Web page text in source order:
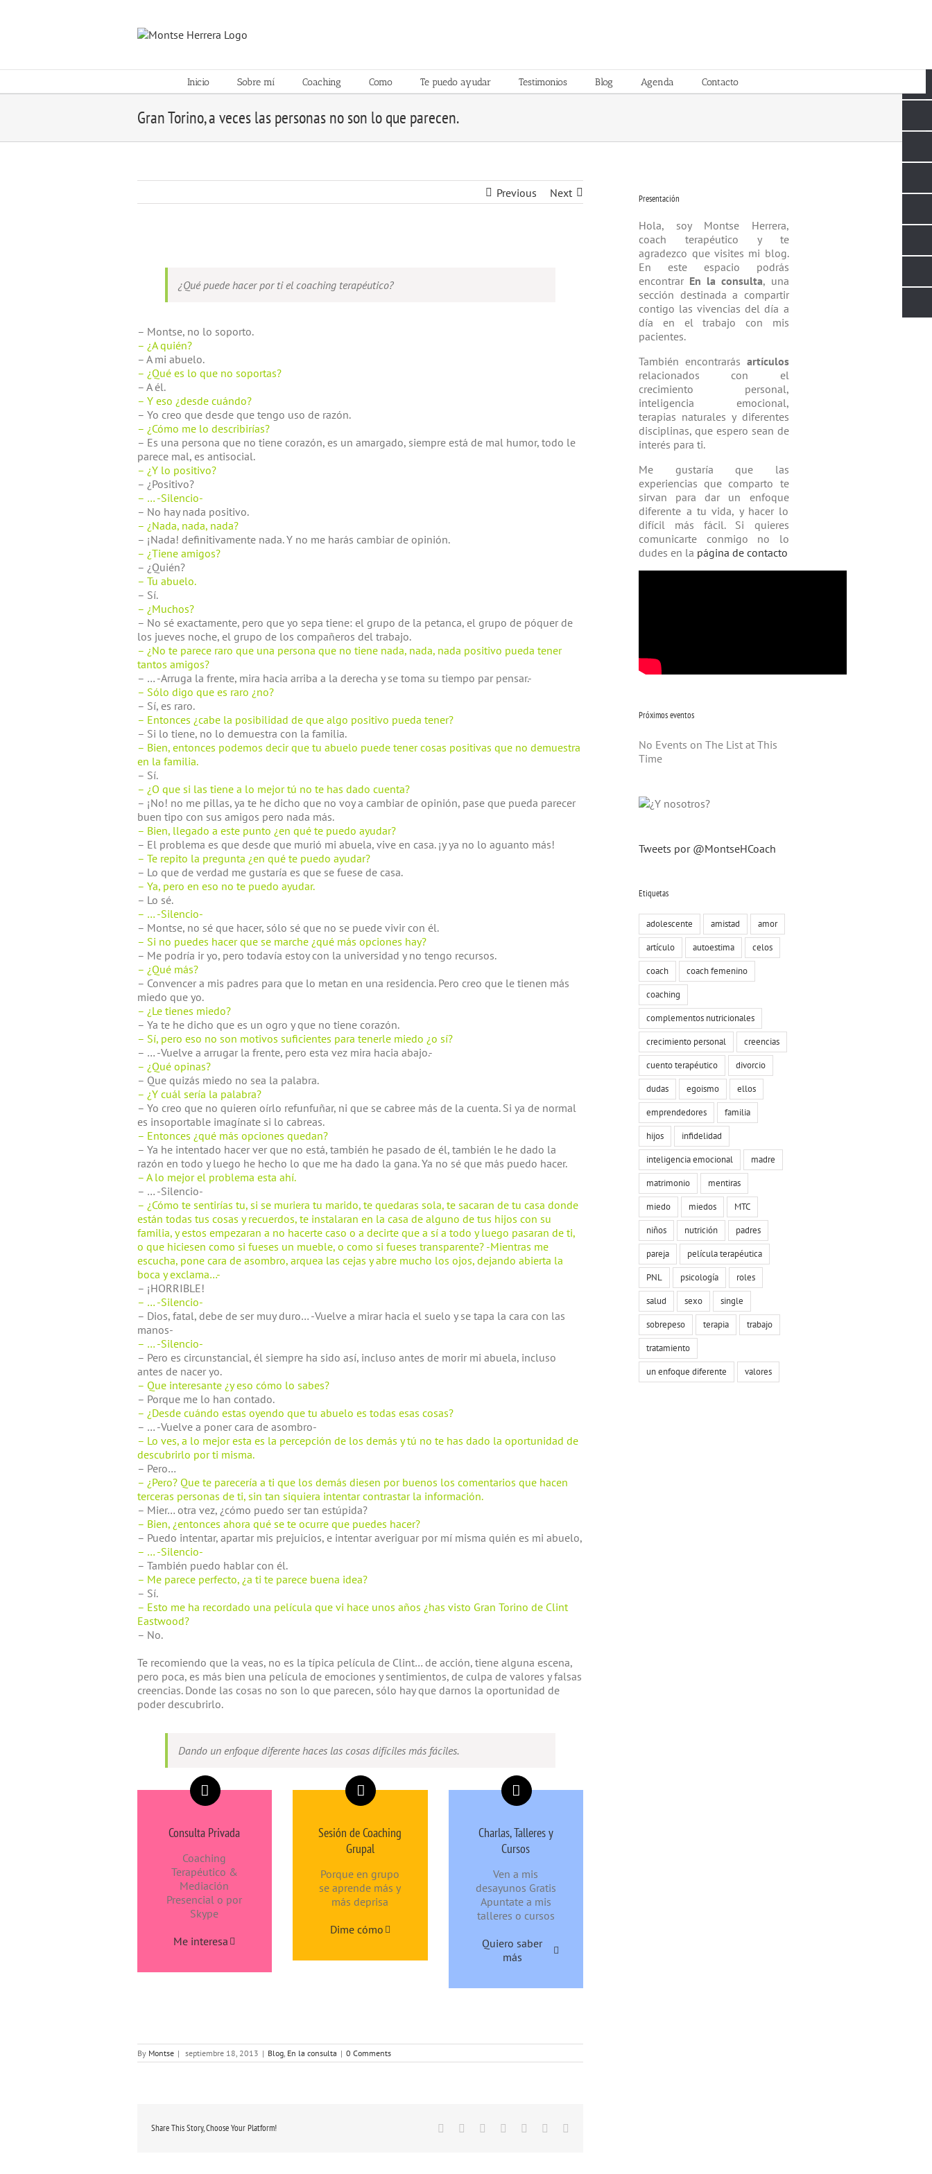
Inicio Sobre mí Coaching Como Te puedo ayudar Testimonios Blog Agenda Contacto
Gran Torino, a veces las personas no son lo que parecen.
Previous Next
Larger
¿Qué puede hacer por ti el coaching terapéutico?
– Montse, no lo soporto.
– ¿A quién?
– A mi abuelo.
– ¿Qué es lo que no soportas?
– A él.
– Y eso ¿desde cuándo?
– Yo creo que desde que tengo uso de razón.
– ¿Cómo me lo describirías?
– Es una persona que no tiene corazón, es un amargado, siempre está de mal humor, todo le
parece mal, es antisocial.
– ¿Y lo positivo?
– ¿Positivo?
– … -Silencio-
– No hay nada positivo.
– ¿Nada, nada, nada?
– ¡Nada! definitivamente nada. Y no me harás cambiar de opinión.
– ¿Tiene amigos?
– ¿Quién?
– Tu abuelo.
– Sí.
– ¿Muchos?
– No sé exactamente, pero que yo sepa tiene: el grupo de la petanca, el grupo de póquer de
los jueves noche, el grupo de los compañeros del trabajo.
– ¿No te parece raro que una persona que no tiene nada, nada, nada positivo pueda tener
tantos amigos?
– … -Arruga la frente, mira hacia arriba a la derecha y se toma su tiempo par pensar.-
– Sólo digo que es raro ¿no?
– Sí, es raro.
– Entonces ¿cabe la posibilidad de que algo positivo pueda tener?
– Si lo tiene, no lo demuestra con la familia.
– Bien, entonces podemos decir que tu abuelo puede tener cosas positivas que no demuestra
en la familia.
– Sí.
– ¿O que si las tiene a lo mejor tú no te has dado cuenta?
– ¡No! no me pillas, ya te he dicho que no voy a cambiar de opinión, pase que pueda parecer
buen tipo con sus amigos pero nada más.
– Bien, llegado a este punto ¿en qué te puedo ayudar?
– El problema es que desde que murió mi abuela, vive en casa. ¡y ya no lo aguanto más!
– Te repito la pregunta ¿en qué te puedo ayudar?
– Lo que de verdad me gustaría es que se fuese de casa.
– Ya, pero en eso no te puedo ayudar.
– Lo sé.
– … -Silencio-
– Montse, no sé que hacer, sólo sé que no se puede vivir con él.
– Si no puedes hacer que se marche ¿qué más opciones hay?
– Me podría ir yo, pero todavía estoy con la universidad y no tengo recursos.
– ¿Qué más?
– Convencer a mis padres para que lo metan en una residencia. Pero creo que le tienen más
miedo que yo.
– ¿Le tienes miedo?
– Ya te he dicho que es un ogro y que no tiene corazón.
– Sí, pero eso no son motivos suficientes para tenerle miedo ¿o sí?
– … -Vuelve a arrugar la frente, pero esta vez mira hacia abajo.-
– ¿Qué opinas?
– Que quizás miedo no sea la palabra.
– ¿Y cuál sería la palabra?
– Yo creo que no quieren oírlo refunfuñar, ni que se cabree más de la cuenta. Si ya de normal
es insoportable imagínate si lo cabreas.
– Entonces ¿qué más opciones quedan?
– Ya he intentado hacer ver que no está, también he pasado de él, también le he dado la
razón en todo y luego he hecho lo que me ha dado la gana. Ya no sé que más puedo hacer.
– A lo mejor el problema esta ahí.
– … -Silencio-
– ¿Cómo te sentirías tu, si se muriera tu marido, te quedaras sola, te sacaran de tu casa donde
están todas tus cosas y recuerdos, te instalaran en la casa de alguno de tus hijos con su
familia, y estos empezaran a no hacerte caso o a decirte que a sí a todo y luego pasaran de ti,
o que hiciesen como si fueses un mueble, o como si fueses transparente? -Mientras me
escucha, pone cara de asombro, arquea las cejas y abre mucho los ojos, dejando abierta la
boca y exclama…-
– ¡HORRIBLE!
– … -Silencio-
– Dios, fatal, debe de ser muy duro… -Vuelve a mirar hacia el suelo y se tapa la cara con las
manos-
– … -Silencio-
– Pero es circunstancial, él siempre ha sido así, incluso antes de morir mi abuela, incluso
antes de nacer yo.
– Que interesante ¿y eso cómo lo sabes?
– Porque me lo han contado.
– ¿Desde cuándo estas oyendo que tu abuelo es todas esas cosas?
– … -Vuelve a poner cara de asombro-
– Lo ves, a lo mejor esta es la percepción de los demás y tú no te has dado la oportunidad de
descubrirlo por ti misma.
– Pero…
– ¿Pero? Que te parecería a ti que los demás diesen por buenos los comentarios que hacen
terceras personas de ti, sin tan siquiera intentar contrastar la información.
– Mier… otra vez, ¿cómo puedo ser tan estúpida?
– Bien, ¿entonces ahora qué se te ocurre que puedes hacer?
– Puedo intentar, apartar mis prejuicios, e intentar averiguar por mí misma quién es mi abuelo,
– … -Silencio-
– También puedo hablar con él.
– Me parece perfecto, ¿a ti te parece buena idea?
– Sí.
– Esto me ha recordado una película que vi hace unos años ¿has visto Gran Torino de Clint
Eastwood?
– No.
Te recomiendo que la veas, no es la típica película de Clint… de acción, tiene alguna escena,
pero poca, es más bien una película de emociones y sentimientos, de culpa de valores y falsas
creencias. Donde las cosas no son lo que parecen, sólo hay que darnos la oportunidad de
poder descubrirlo.
Dando un enfoque diferente haces las cosas difíciles más fáciles.
Consulta Privada
Coaching
Terapéutico &
Mediación
Presencial o por
Skype
Me interesa
Sesión de Coaching
Grupal
Porque en grupo
se aprende más y
más deprisa
Dime cómo
Charlas, Talleres y
Cursos
Ven a mis
desayunos Gratis
Apuntate a mis
talleres o cursos
Quiero saber
más
By Montse | septiembre 18, 2013 | Blog, En la consulta | 0 Comments
Share This Story, Choose Your Platform! Facebook
TwitterLinkedinGoogle+
TumblrPinterest
Presentación
Hola, soy Montse Herrera,
coach tera­péutico y te
agradezco que visites mi blog.
En este espacio podrás
encontrar En la consulta, una
sección destinada a compartir
contigo las vivencias del día a
día en el trabajo con mis
pacientes.
También encontrarás artículos
relacio­nados con el
crecimiento personal,
inteligencia emocional,
terapias natu­rales y diferentes
disciplinas, que espero sean de
interés para ti.
Me gustaría que las
experiencias que comparto te
sirvan para dar un enfoque
diferente a tu vida, y hacer lo
difícil más fácil. Si quieres
comunicarte conmigo no lo
dudes en la página de contacto
Próximos eventos
No Events on The List at This
Time
Tweets por @MontseHCoach
Etiquetas
adolescente amistad
amor
artículo
autoestima
celos
coach
coach femenino
coaching
complementos nutricionales
crecimiento personal
creencias
cuento terapéutico
divorcio
dudas
egoismo
ellos
emprendedores
familia
hijos
infidelidad
inteligencia emocional
madre
matrimonio
mentiras
miedo
miedos
MTC
niños
nutrición
padres
pareja
película terapéutica
PNL
psicología
roles
salud
sexo
single
sobrepeso
terapia
trabajo
tratamiento
un enfoque diferente
valores